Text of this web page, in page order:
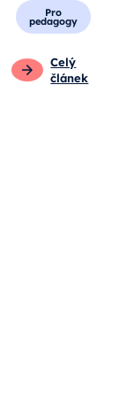
Pro
pedagogy
Celý
článek